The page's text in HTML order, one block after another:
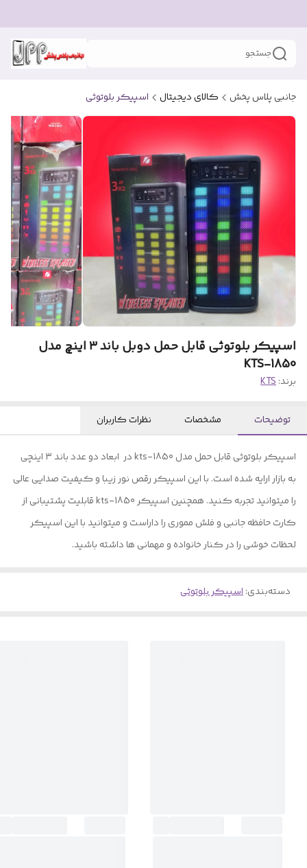
جستجو
جانبی پلاس پخش کالای دیجیتال اسپیکر بلوتوثی
اسپیکر بلوتوثی قابل حمل دوبل باند ۳ اینچ مدل
KTS-1850
برند:KTS
توضیحات مشخصات نظرات کاربران
اسپیکر بلوتوثی قابل حمل مدل kts-1850 در ابعاد دو عدد باند ۳ اینچی
به بازار ارایه شده است. با این اسپیکر رقص نور زیبا و کیفیت صدایی عالی
را میتوانید تجربه کنید. همچنین اسپیکر kts-1850 قابلیت پشتیبانی از
کارت حافظه جانبی و فلش مموری را داراست و میتوانید با این اسپیکر
لحظات خوشی را در کنار خانواده و مهمانی ها داشته باشید.
دسته‌بندی:اسپیکر بلوتوثی